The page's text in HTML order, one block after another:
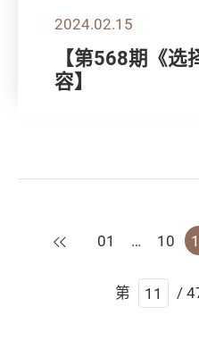
2024.02.15
【第568期《
容】
上一页
01 … 10
第 /